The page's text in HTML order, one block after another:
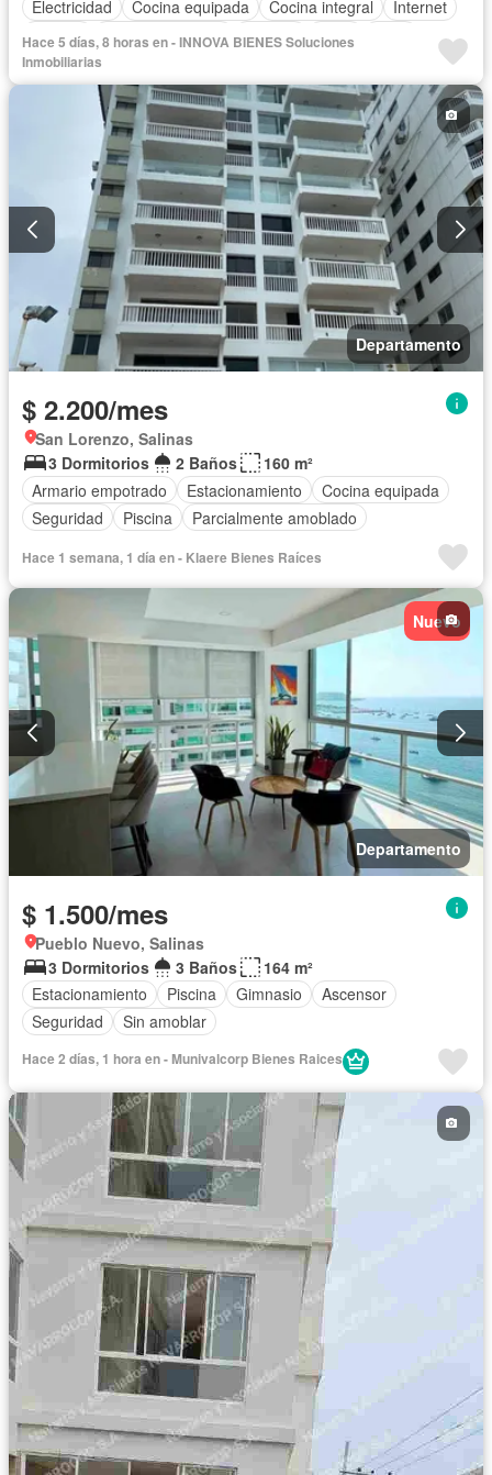
Electricidad Cocina equipada Cocina integral
Internet
Jacuzzi
Vista panorámica Terraza Agua
Área para niños
Acceso para personas con discapacidad
Jardín
Garita de guardianía Sauna
Seguridad
Gimnasio Ascensor
Cancha de tenis
Completamente amoblado
Hace 5 días, 8 horas en - INNOVA BIENES Soluciones
Inmobiliarias
Departamento
$ 2.200/mes
San Lorenzo, Salinas
3 Dormitorios
2 Baños
160 m²
Armario empotrado
Estacionamiento
Cocina equipada
Seguridad
Piscina Parcialmente amoblado
Hace 1 semana, 1 día en - Klaere Bienes Raíces
Nuevo
Departamento
$ 1.500/mes
Pueblo Nuevo, Salinas
3 Dormitorios
3 Baños
164 m²
Estacionamiento
Piscina Gimnasio
Ascensor
Seguridad
Sin amoblar
Hace 2 días, 1 hora en - Munivalcorp Bienes Raices